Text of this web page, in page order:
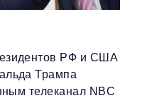
РФ и США
Трампа
телеканал NBC